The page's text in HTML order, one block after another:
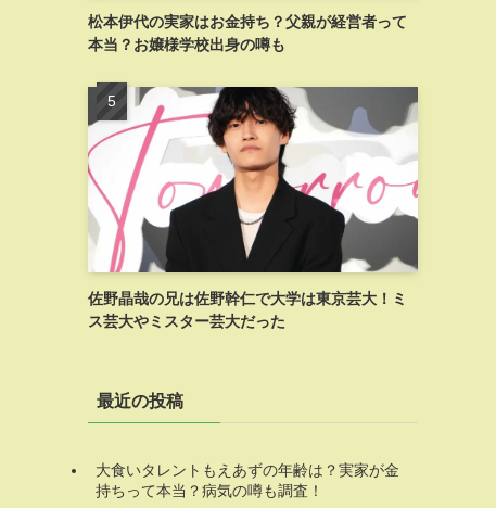
松本伊代の実家はお金持ち？父親が経営者って
本当？お嬢様学校出身の噂も
佐野晶哉の兄は佐野幹仁で大学は東京芸大！ミ
ス芸大やミスター芸大だった
最近の投稿
大食いタレントもえあずの年齢は？実家が金
持ちって本当？病気の噂も調査！